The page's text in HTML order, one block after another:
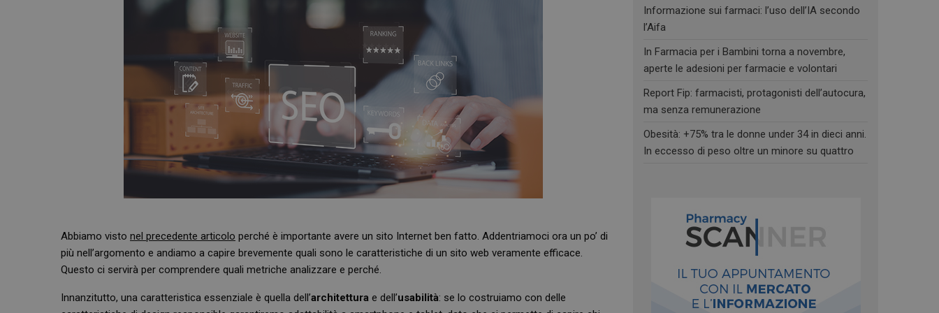
Abbiamo visto nel precedente articolo perché è importante avere un sito Internet ben fatto. Addentriamoci ora un po’ di
più nell’argomento e andiamo a capire brevemente quali sono le caratteristiche di un sito web veramente efficace.
Questo ci servirà per comprendere quali metriche analizzare e perché.
Innanzitutto, una caratteristica essenziale è quella dell’architettura e dell’usabilità: se lo costruiamo con delle
Informazione sui farmaci: l’uso dell’IA secondo
l’Aifa
In Farmacia per i Bambini torna a novembre,
aperte le adesioni per farmacie e volontari
Report Fip: farmacisti, protagonisti dell’autocura,
ma senza remunerazione
Obesità: +75% tra le donne under 34 in dieci anni.
In eccesso di peso oltre un minore su quattro